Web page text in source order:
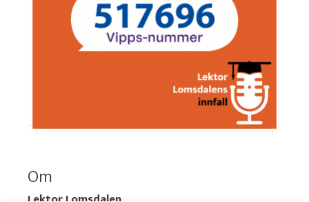
Om